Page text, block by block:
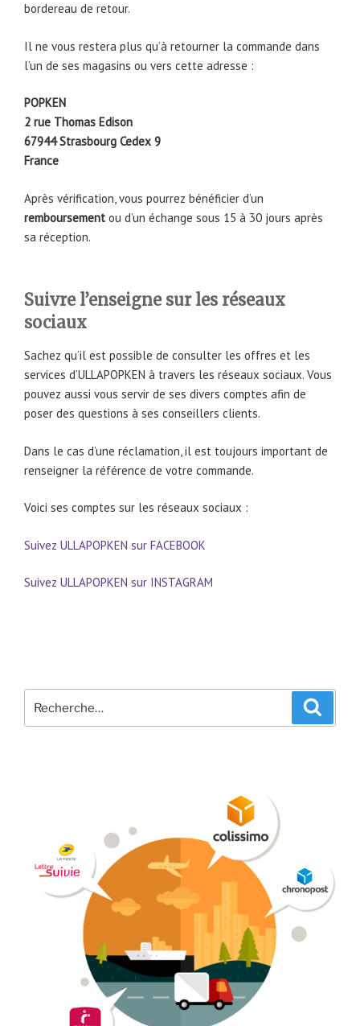
bordereau de retour.
Il ne vous restera plus qu’à retourner la commande dans
l’un de ses magasins ou vers cette adresse :
POPKEN
2 rue Thomas Edison
67944 Strasbourg Cedex 9
France
Après vérification, vous pourrez bénéficier d’un
remboursement ou d’un échange sous 15 à 30 jours après
sa réception.
Suivre l’enseigne sur les réseaux
sociaux
Sachez qu’il est possible de consulter les offres et les
services d’ULLAPOPKEN à travers les réseaux sociaux. Vous
pouvez aussi vous servir de ses divers comptes afin de
poser des questions à ses conseillers clients.
Dans le cas d’une réclamation, il est toujours important de
renseigner la référence de votre commande.
Voici ses comptes sur les réseaux sociaux :
Suivez ULLAPOPKEN sur FACEBOOK
Suivez ULLAPOPKEN sur INSTAGRAM
pour